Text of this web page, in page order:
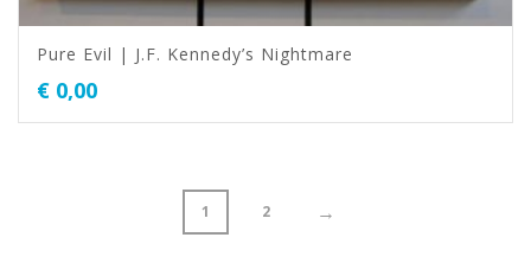
Pure Evil | J.F. Kennedy’s Nightmare
€ 0,00
1 2 →